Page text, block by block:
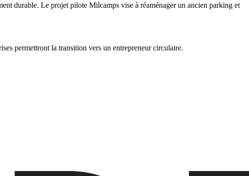
durable. Le projet pilote Milcamps vise à réaménager un ancien parking et
permettront la transition vers un entrepreneur circulaire.